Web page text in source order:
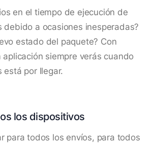
en el tiempo de ejecución de
debido a ocasiones inesperadas?
estado del paquete? Con
aplicación siempre verás cuando
está por llegar.
los dispositivos
para todos los envíos, para todos